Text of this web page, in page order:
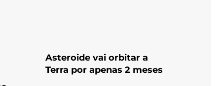
Asteroide vai orbitar a
Terra por apenas 2 meses